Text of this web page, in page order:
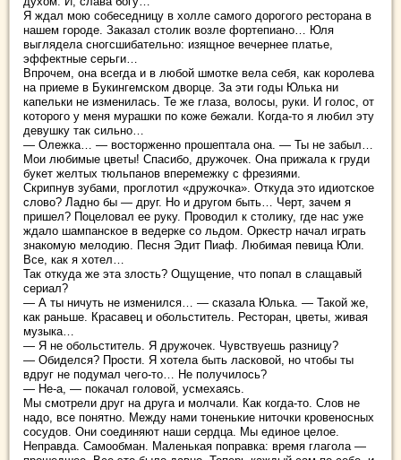
Я ждал мою собеседницу в холле самого дорогого ресторана в
нашем городе. Заказал столик возле фортепиано… Юля
выглядела сногсшибательно: изящное вечернее платье,
эффектные серьги…
Впрочем, она всегда и в любой шмотке вела себя, как королева
на приеме в Букингемском дворце. За эти годы Юлька ни
капельки не изменилась. Те же глаза, волосы, руки. И голос, от
которого у меня мурашки по коже бежали. Когда-то я любил эту
девушку так сильно…
— Олежка… — восторженно прошептала она. — Ты не забыл…
Мои любимые цветы! Спасибо, дружочек. Она прижала к груди
букет желтых тюльпанов вперемежку с фрезиями.
Скрипнув зубами, проглотил «дружочка». Откуда это идиотское
слово? Ладно бы — друг. Но и другом быть… Черт, зачем я
пришел? Поцеловал ее руку. Проводил к столику, где нас уже
ждало шампанское в ведерке со льдом. Оркестр начал играть
знакомую мелодию. Песня Эдит Пиаф. Любимая певица Юли.
Все, как я хотел…
Так откуда же эта злость? Ощущение, что попал в слащавый
сериал?
— А ты ничуть не изменился… — сказала Юлька. — Такой же,
как раньше. Красавец и обольститель. Ресторан, цветы, живая
музыка…
— Я не обольститель. Я дружочек. Чувствуешь разницу?
— Обиделся? Прости. Я хотела быть ласковой, но чтобы ты
вдруг не подумал чего-то… Не получилось?
— Не-а, — покачал головой, усмехаясь.
Мы смотрели друг на друга и молчали. Как когда-то. Слов не
надо, все понятно. Между нами тоненькие ниточки кровеносных
сосудов. Они соединяют наши сердца. Мы единое целое.
Неправда. Самообман. Маленькая поправка: время глагола —